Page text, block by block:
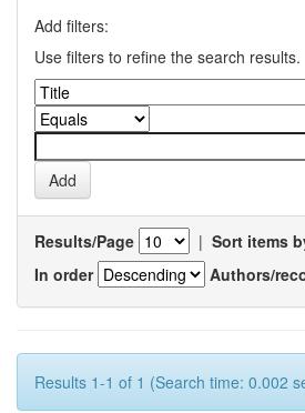
Add filters:
Use filters to refine the search results.
Results/Page | Sort items
In order
Authors/
Results 1-1 of 1 (Search time: 0.002